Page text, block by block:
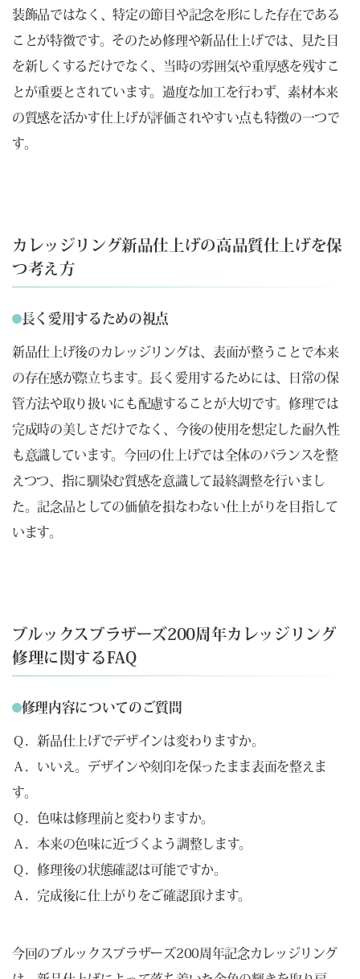
装飾品ではなく、特定の節目や記念を形にした存在である
ことが特徴です。そのため修理や新品仕上げでは、見た目
を新しくするだけでなく、当時の雰囲気や重厚感を残すこ
とが重要とされています。過度な加工を行わず、素材本来
の質感を活かす仕上げが評価されやすい点も特徴の一つで
す。
カレッジリング新品仕上げの高品質仕上げを保
つ考え方
長く愛用するための視点
新品仕上げ後のカレッジリングは、表面が整うことで本来
の存在感が際立ちます。長く愛用するためには、日常の保
管方法や取り扱いにも配慮することが大切です。修理では
完成時の美しさだけでなく、今後の使用を想定した耐久性
も意識しています。今回の仕上げでは全体のバランスを整
えつつ、指に馴染む質感を意識して最終調整を行いまし
た。記念品としての価値を損なわない仕上がりを目指して
います。
ブルックスブラザーズ200周年カレッジリング
修理に関するFAQ
修理内容についてのご質問
Ｑ．新品仕上げでデザインは変わりますか。
Ａ．いいえ。デザインや刻印を保ったまま表面を整えま
す。
Ｑ．色味は修理前と変わりますか。
Ａ．本来の色味に近づくよう調整します。
Ｑ．修理後の状態確認は可能ですか。
Ａ．完成後に仕上がりをご確認頂けます。
今回のブルックスブラザーズ200周年記念カレッジリング